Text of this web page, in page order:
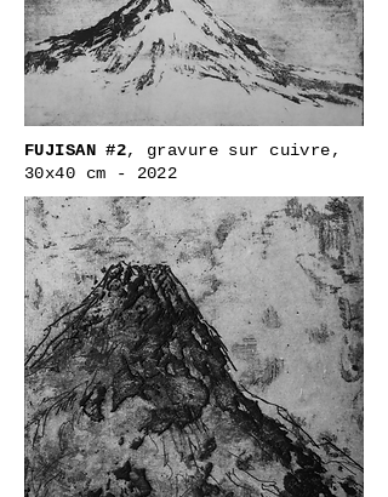
FUJISAN #2, gravure sur cuivre,
30x40 cm - 2022